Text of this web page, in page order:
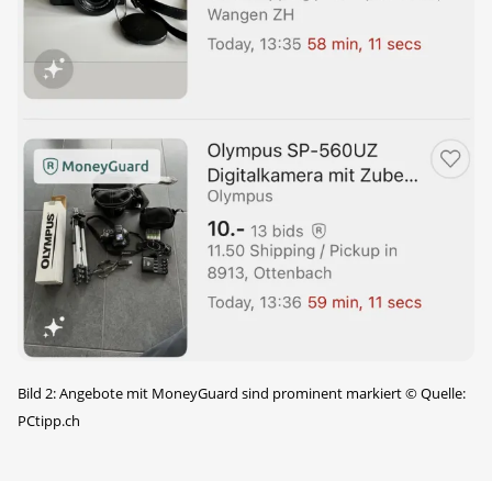
Bild 2: Angebote mit MoneyGuard sind prominent markiert©Quelle:
PCtipp.ch